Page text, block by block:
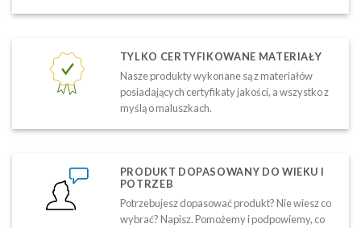
TYLKO CERTYFIKOWANE MATERIAŁY
Nasze produkty wykonane są z materiałów
posiadających certyfikaty jakości, a wszystko z
myślą o maluszkach.
PRODUKT DOPASOWANY DO WIEKU I
POTRZEB
Potrzebujesz dopasować produkt? Nie wiesz co
wybrać? Napisz. Pomożemy i podpowiemy, co